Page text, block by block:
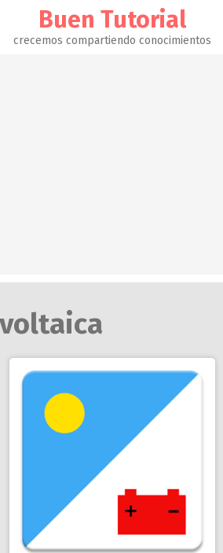
Buen Tutorial
crecemos compartiendo conocimientos